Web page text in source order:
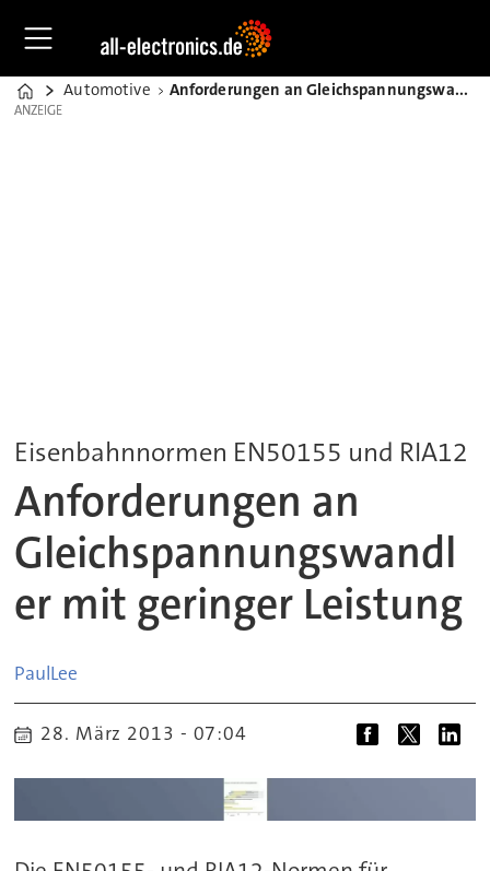
Home
Automotive Anforderungen an Gleichspannungswandler mit geringer Leistung
ANZEIGE
ANZEIGE
Eisenbahnnormen EN50155 und RIA12
Anforderungen an
Gleichspannungswandl
er mit geringer Leistung
PaulLee
28. März 2013 - 07:04